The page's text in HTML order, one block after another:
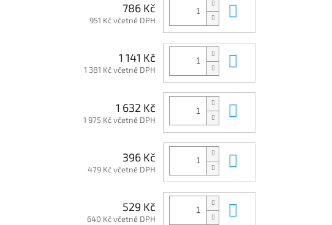
786 Kč
951 Kč včetně DPH
1 141 Kč
1 381 Kč včetně DPH
1 632 Kč
1 975 Kč včetně DPH
396 Kč
479 Kč včetně DPH
529 Kč
640 Kč včetně DPH